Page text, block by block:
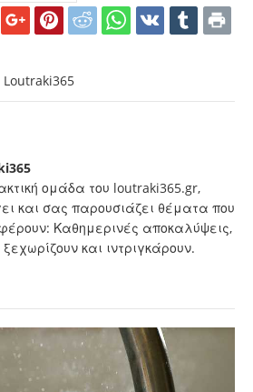
Loutraki365
ομάδα του loutraki365.gr,
και σας παρουσιάζει θέματα που
Καθημερινές αποκαλύψεις,
και ιντριγκάρουν.